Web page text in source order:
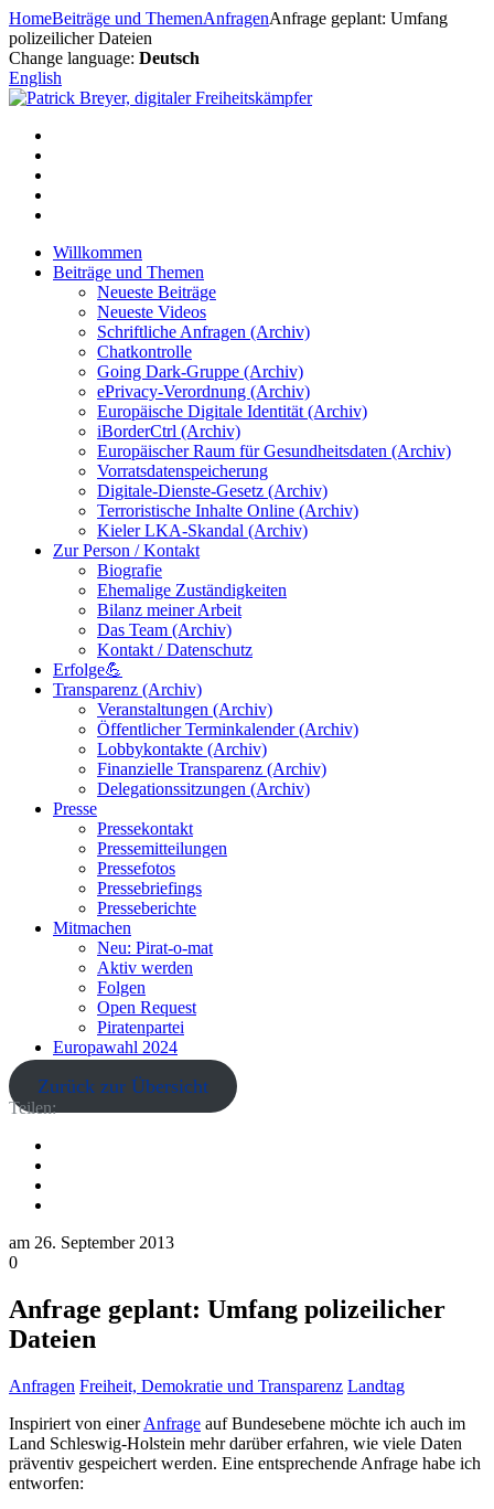
Zum
Inhalt
springen
HomeBeiträge und ThemenAnfragenAnfrage geplant: Umfang
polizeilicher Dateien
Change language: Deutsch
English
Willkommen
Beiträge und Themen
Neueste Beiträge
Neueste Videos
Schriftliche Anfragen (Archiv)
Chatkontrolle
Going Dark-Gruppe (Archiv)
ePrivacy-Verordnung (Archiv)
Europäische Digitale Identität (Archiv)
iBorderCtrl (Archiv)
Europäischer Raum für Gesundheitsdaten (Archiv)
Vorratsdatenspeicherung
Digitale-Dienste-Gesetz (Archiv)
Terroristische Inhalte Online (Archiv)
Kieler LKA-Skandal (Archiv)
Zur Person / Kontakt
Biografie
Ehemalige Zuständigkeiten
Bilanz meiner Arbeit
Das Team (Archiv)
Kontakt / Datenschutz
Erfolge💪
Transparenz (Archiv)
Veranstaltungen (Archiv)
Öffentlicher Terminkalender (Archiv)
Lobbykontakte (Archiv)
Finanzielle Transparenz (Archiv)
Delegationssitzungen (Archiv)
Presse
Pressekontakt
Pressemitteilungen
Pressefotos
Pressebriefings
Presseberichte
Mitmachen
Neu: Pirat-o-mat
Aktiv werden
Folgen
Open Request
Piratenpartei
Europawahl 2024
Zurück zur Übersicht
Teilen:
am 26. September 2013
0
Anfrage geplant: Umfang polizeilicher
Dateien
Anfragen Freiheit, Demokratie und Transparenz Landtag
Inspiriert von einerAnfrage auf Bundesebene möchte ich auch im
Land Schleswig-Holstein mehr darüber erfahren, wie viele Daten
präventiv gespeichert werden. Eine entsprechende Anfrage habe ich
entworfen: